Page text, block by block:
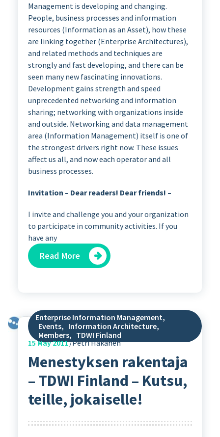
Management is developing and changing.
People, business processes and information
resources (Information as an Asset), how these
are linking together (Enterprise Architectures),
and related methods and techniques are
strongly and fast developing, and there can be
seen many new fascinating innovations.
Development gains strength and speed
unprecedented networking and information
sharing; networking with organizations inside
and outside. Networking and data management
area (Information Management) itself is one of
the strongest drivers right now. These issues
affect us all, and now each operator and all
business processes.
Invitation – Dear readers! Dear friends! –
I invite and challenge you and your organization
to participate in community activities. If you
have any
Read More
Enterprise Information Management,
Events, Information Architecture,
Members, TDWI Finland
15May 2011 Petri Hakanen
Menestyksen rakentaja
– TDWI Finland – Kutsu,
teille, jokaiselle!